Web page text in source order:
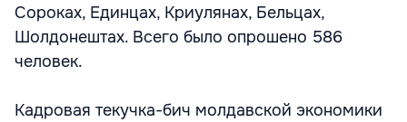
Сороках, Единцах, Криулянах, Бельцах,
Шолдонештах. Всего было опрошено 586
человек.
Кадровая текучка-бич молдавской экономики